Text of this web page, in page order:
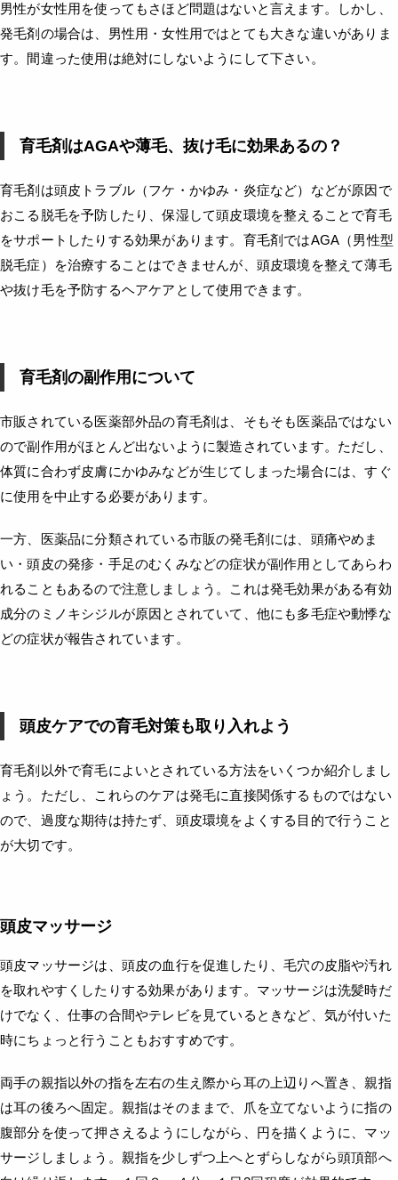
男性が女性用を使ってもさほど問題はないと言えます。しかし、
発毛剤の場合は、男性用・女性用ではとても大きな違いがありま
す。間違った使用は絶対にしないようにして下さい。
育毛剤はAGAや薄毛、抜け毛に効果あるの？
育毛剤は頭皮トラブル（フケ・かゆみ・炎症など）などが原因で
おこる脱毛を予防したり、保湿して頭皮環境を整えることで育毛
をサポートしたりする効果があります。育毛剤ではAGA（男性型
脱毛症）を治療することはできませんが、頭皮環境を整えて薄毛
や抜け毛を予防するヘアケアとして使用できます。
育毛剤の副作用について
市販されている医薬部外品の育毛剤は、そもそも医薬品ではない
ので副作用がほとんど出ないように製造されています。ただし、
体質に合わず皮膚にかゆみなどが生じてしまった場合には、すぐ
に使用を中止する必要があります。
一方、医薬品に分類されている市販の発毛剤には、頭痛やめま
い・頭皮の発疹・手足のむくみなどの症状が副作用としてあらわ
れることもあるので注意しましょう。これは発毛効果がある有効
成分のミノキシジルが原因とされていて、他にも多毛症や動悸な
どの症状が報告されています。
頭皮ケアでの育毛対策も取り入れよう
育毛剤以外で育毛によいとされている方法をいくつか紹介しまし
ょう。ただし、これらのケアは発毛に直接関係するものではない
ので、過度な期待は持たず、頭皮環境をよくする目的で行うこと
が大切です。
頭皮マッサージ
頭皮マッサージは、頭皮の血行を促進したり、毛穴の皮脂や汚れ
を取れやすくしたりする効果があります。マッサージは洗髪時だ
けでなく、仕事の合間やテレビを見ているときなど、気が付いた
時にちょっと行うこともおすすめです。
両手の親指以外の指を左右の生え際から耳の上辺りへ置き、親指
は耳の後ろへ固定。親指はそのままで、爪を立てないように指の
腹部分を使って押さえるようにしながら、円を描くように、マッ
サージしましょう。親指を少しずつ上へとずらしながら頭頂部へ